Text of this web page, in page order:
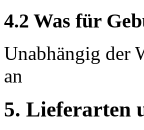
4.2 Was für
Unabhängig der
an
5. Lieferarten